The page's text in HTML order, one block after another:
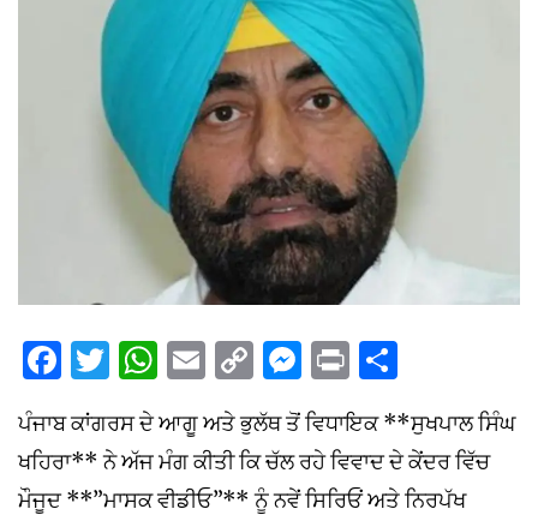
Facebook
Twitter
WhatsApp
Email
Copy
Link
Messenger
Print
ਪੰਜਾਬ ਕਾਂਗਰਸ ਦੇ ਆਗੂ ਅਤੇ ਭੁਲੱਥ ਤੋਂ ਵਿਧਾਇਕ **ਸੁਖਪਾਲ ਸਿੰਘ
ਖਹਿਰਾ** ਨੇ ਅੱਜ ਮੰਗ ਕੀਤੀ ਕਿ ਚੱਲ ਰਹੇ ਵਿਵਾਦ ਦੇ ਕੇਂਦਰ ਵਿੱਚ
ਮੌਜੂਦ **”ਮਾਸਕ ਵੀਡੀਓ”** ਨੂੰ ਨਵੇਂ ਸਿਰਿਓਂ ਅਤੇ ਨਿਰਪੱਖ